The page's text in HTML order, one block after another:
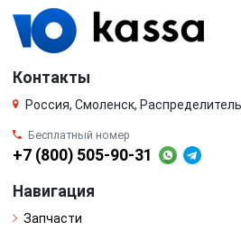
Контакты
Россия, Смоленск,
Бесплатный номер
+7 (800) 505-90-31
Навигация
Запчасти